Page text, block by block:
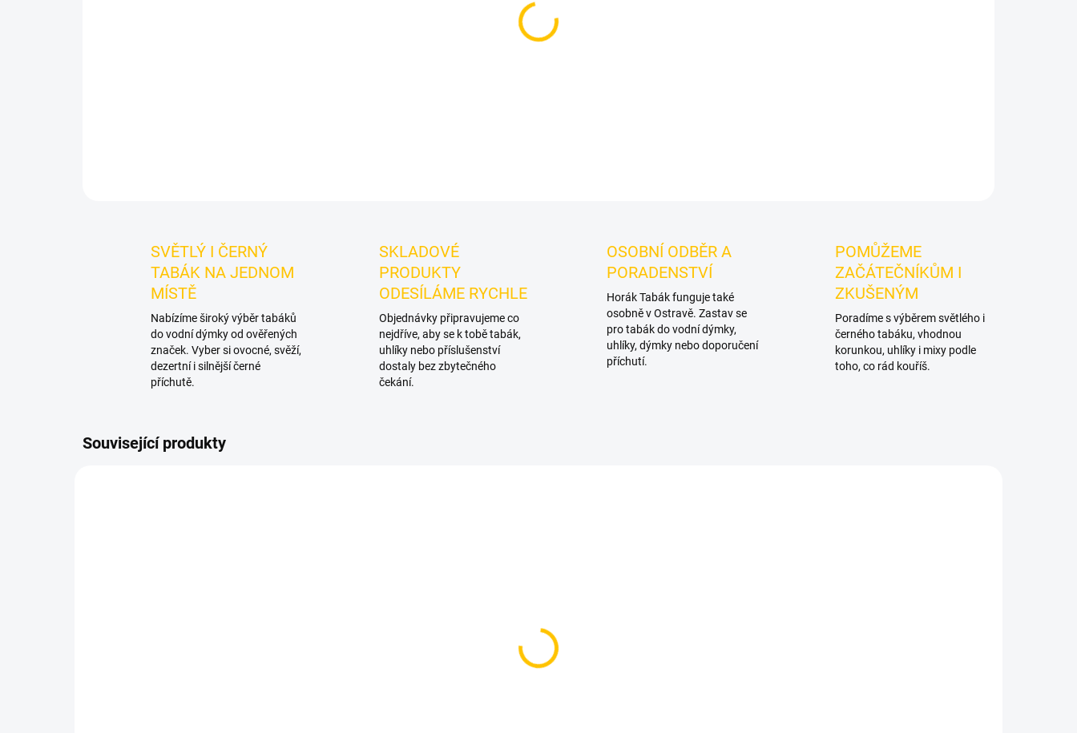
mixy.
SVĚTLÝ I ČERNÝ
TABÁK NA JEDNOM
MÍSTĚ
Nabízíme široký výběr tabáků
do vodní dýmky od ověřených
značek. Vyber si ovocné, svěží,
dezertní i silnější černé
příchutě.
SKLADOVÉ
PRODUKTY
ODESÍLÁME RYCHLE
Objednávky připravujeme co
nejdříve, aby se k tobě tabák,
uhlíky nebo příslušenství
dostaly bez zbytečného
čekání.
OSOBNÍ ODBĚR A
PORADENSTVÍ
Horák Tabák funguje také
osobně v Ostravě. Zastav se
pro tabák do vodní dýmky,
uhlíky, dýmky nebo doporučení
příchutí.
POMŮŽEME
ZAČÁTEČNÍKŮM I
ZKUŠENÝM
Poradíme s výběrem světlého i
černého tabáku, vhodnou
korunkou, uhlíky i mixy podle
toho, co rád kouříš.
Související produkty